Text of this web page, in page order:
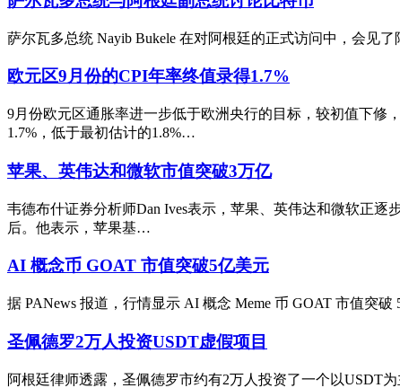
萨尔瓦多总统 Nayib Bukele 在对阿根廷的正式访问中，会见
欧元区9月份的CPI年率终值录得1.7%
9月份欧元区通胀率进一步低于欧洲央行的目标，较初值下修
1.7%，低于最初估计的1.8%…
苹果、英伟达和微软市值突破3万亿
韦德布什证券分析师Dan Ives表示，苹果、英伟达和微软正
后。他表示，苹果基…
AI 概念币 GOAT 市值突破5亿美元
据 PANews 报道，行情显示 AI 概念 Meme 币 GOAT 市值突
圣佩德罗2万人投资USDT虚假项目
阿根廷律师透露，圣佩德罗市约有2万人投资了一个以USDT